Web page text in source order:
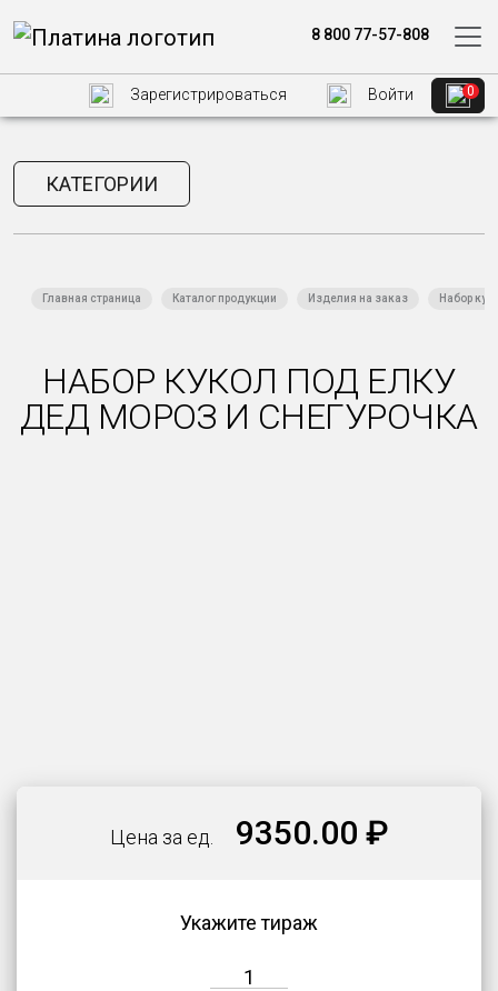
8 800 77-57-808
Зарегистрироваться Войти 0
КАТЕГОРИИ
Главная страница Каталог продукции Изделия на заказ Набор
НАБОР КУКОЛ ПОД ЕЛКУ
ДЕД МОРОЗ И СНЕГУРОЧКА
Цена за ед. 9350.00 ₽
Укажите тираж